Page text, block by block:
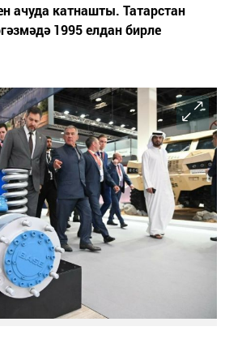
ачуда катнашты. Татарстан
1995 елдан бирле